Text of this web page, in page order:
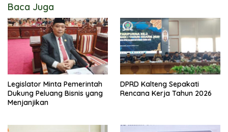
Baca Juga
Legislator Minta Pemerintah
Dukung Peluang Bisnis yang
Menjanjikan
DPRD Kalteng Sepakati
Rencana Kerja Tahun 2026